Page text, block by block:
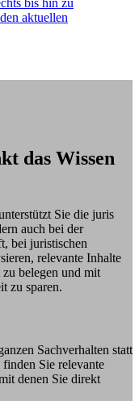
bis hin zu
aktuellen
das Wissen
Sie die juris
auch bei der
bei juristischen
relevante Inhalte
belegen und mit
zu sparen.
Sachverhalten statt
Sie relevante
denen Sie direkt